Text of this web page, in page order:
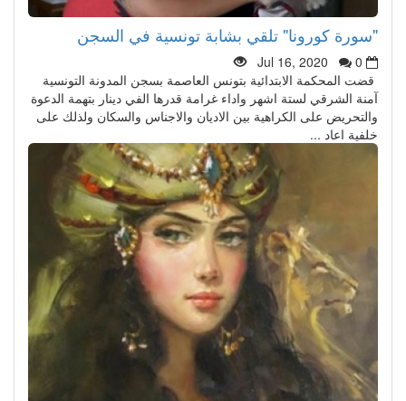
"سورة كورونا" تلقي بشابة تونسية في السجن
Jul 16, 2020
0
قضت المحكمة الابتدائية بتونس العاصمة بسجن المدونة التونسية
آمنة الشرقي لستة اشهر واداء غرامة قدرها الفي دينار بتهمة الدعوة
والتحريض على الكراهية بين الاديان والاجناس والسكان ولذلك على
خلفية اعاد ...